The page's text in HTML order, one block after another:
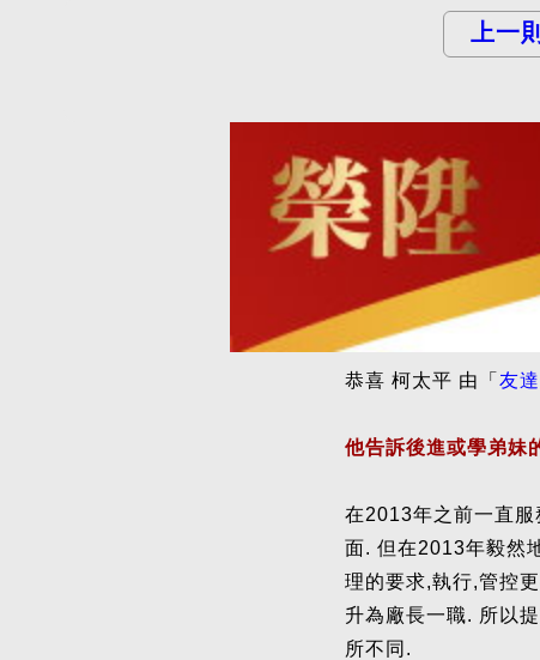
上一
恭喜 柯太平 由「 友
他告訴後進或學弟妹
在2013年之前一直
面. 但在2013年毅然
理的要求,執行,管控
升為廠長一職. 所以
所不同.